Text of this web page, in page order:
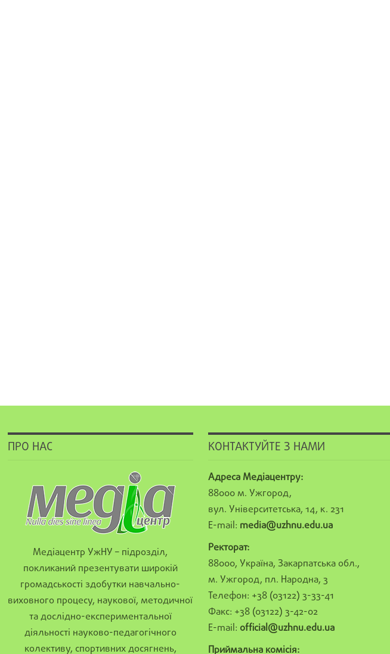
ПРО НАС
Медіацентр УжНУ – підрозділ,
покликаний презентувати широкій
громадськості здобутки навчально-
виховного процесу, наукової, методичної
та дослідно-експериментальної
діяльності науково-педагогічного
колективу, спортивних досягнень,
КОНТАКТУЙТЕ З НАМИ
Адреса Медіацентру:
88000 м. Ужгород,
вул. Університетська, 14, к. 231
E-mail: media@uzhnu.edu.ua
Ректорат:
88000, Україна, Закарпатська обл.,
м. Ужгород, пл. Народна, 3
Телефон: +38 (03122) 3-33-41
Факс: +38 (03122) 3-42-02
E-mail: official@uzhnu.edu.ua
Приймальна комісія: